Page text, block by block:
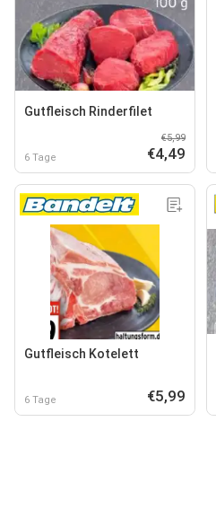
Gutfleisch Rinderfilet
6 Tage
€5,99
€4,49
Gutfleisch Kotelett
6 Tage €5,99